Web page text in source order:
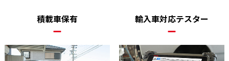
積載車保有 輸入車対応テスター